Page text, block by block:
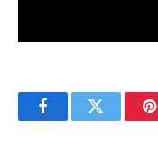
FacebookTwitter